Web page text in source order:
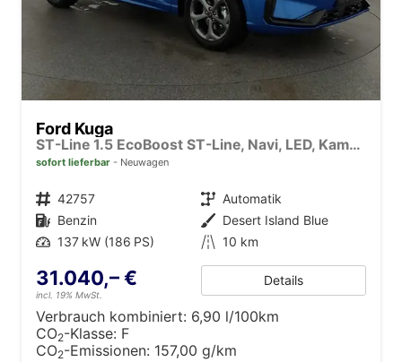
Ford Kuga
ST-Line 1.5 EcoBoost ST-Line, Navi, LED, Kamera, Winter, FS beheizbar
sofort lieferbar Neuwagen
Fahrzeugnr. 42757 Getriebe Automatik
Kraftstoff Benzin Außenfarbe Desert Island Blue
Leistung 137 kW (186 PS) Kilometerstand 10 km
31.040,– €
incl. 19% MwSt.
Details
Verbrauch kombiniert: 6,90 l/100km
CO2-Klasse: F
CO2-Emissionen: 157,00 g/km